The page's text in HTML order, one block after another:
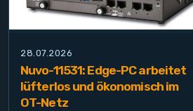
28.07.2026
Nuvo-11531: Edge-PC arbeitet
lüfterlos und ökonomisch im
OT-Netz